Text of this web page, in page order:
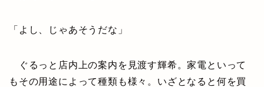
「よし、じゃあそうだな」
ぐるっと店内上の案内を見渡す輝希。家電といって
もその用途によって種類も様々。いざとなると何を買